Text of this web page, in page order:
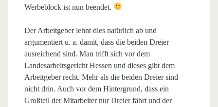
Werbeblock ist nun beendet.
Der Arbeitgeber lehnt dies natürlich ab und
argumentiert u. a. damit, dass die beiden Dreier
ausreichend sind. Man trifft sich vor dem
Landesarbeitsgericht Hessen und dieses gibt dem
Arbeitgeber recht. Mehr als die beiden Dreier sind
nicht drin. Auch vor dem Hintergrund, dass ein
Großteil der Mitarbeiter nur Dreier fährt und der